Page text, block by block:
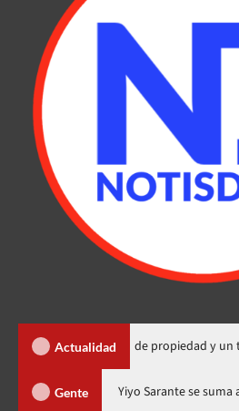
Actualidad
450 títulos de propiedad y un techado
Gente
nuevo horario Yiyo